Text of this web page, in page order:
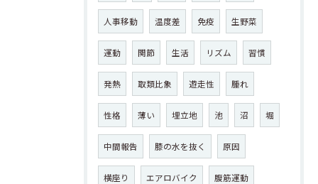
人事移動 温度差 免疫 生野菜
運動 関節 生活 リズム 習慣
発熱 取類比象 遊走性 腫れ
性格 薄い 埋立地 池 沼 堀
中間報告 膝の水を抜く 原因
横座り エアロバイク 腹筋運動